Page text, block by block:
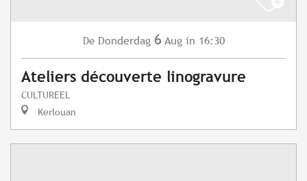
De Donderdag 6 Aug in 16:30
Ateliers découverte linogravure
CULTUREEL
Kerlouan